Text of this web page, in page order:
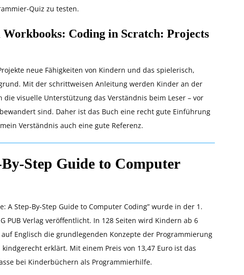
Quiz zu testen.
Coding in Scratch: Projects
neue Fähigkeiten von Kindern und das spielerisch,
Mit der schrittweisen Anleitung werden Kinder an der
visuelle Unterstützung das Verständnis beim Leser – vor
sind. Daher ist das Buch eine recht gute Einführung
Verständnis auch eine gute Referenz.
Step Guide to Computer
A Step-By-Step Guide to Computer Coding” wurde in der 1.
PUB Verlag veröffentlicht. In 128 Seiten wird Kindern ab 6
Englisch die grundlegenden Konzepte der Programmierung
erklärt. Mit einem Preis von 13,47 Euro ist das
bei Kinderbüchern als Programmierhilfe.